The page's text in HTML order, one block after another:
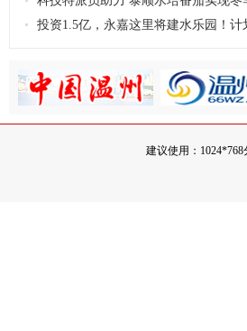
投资1.5亿，永嘉这里将建水乐园！计
建议使用：